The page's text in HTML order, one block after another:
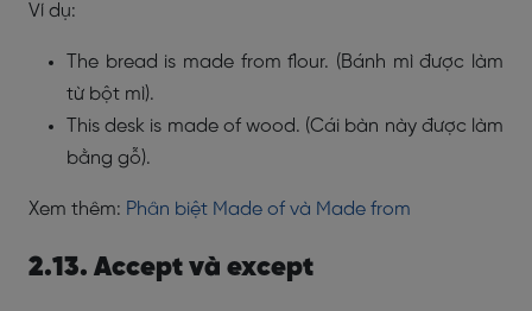
Ví dụ:
The bread is made from flour. (Bánh mì được làm
từ bột mì).
This desk is made of wood. (Cái bàn này được làm
bằng gỗ).
Xem thêm: Phân biệt Made of và Made from
2.13. Accept và except